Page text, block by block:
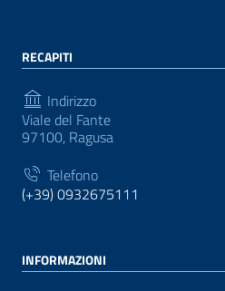
RECAPITI
Indirizzo
Viale del Fante
97100, Ragusa
Telefono
(+39) 0932675111
INFORMAZIONI